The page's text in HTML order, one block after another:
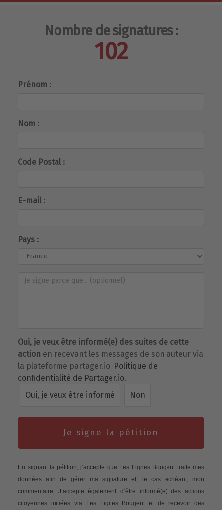
Nombre de signatures :
102
Prénom :
Nom :
Code Postal :
E-mail :
Pays :
Oui, je veux être informé(e) des suites de cette
action en recevant les messages de son auteur via
la plateforme partager.io. Politique de
confidentialité de Partager.io.
Oui, je veux être informé
Non
Je signe la pétition
En signant la pétition, j’accepte que Les Lignes Bougent traite mes
données afin de gérer ma signature et, le cas échéant, mon
commentaire. J’accepte également d’être informé(e) des actions
citoyennes initiées via Les Lignes Bougent et de recevoir des